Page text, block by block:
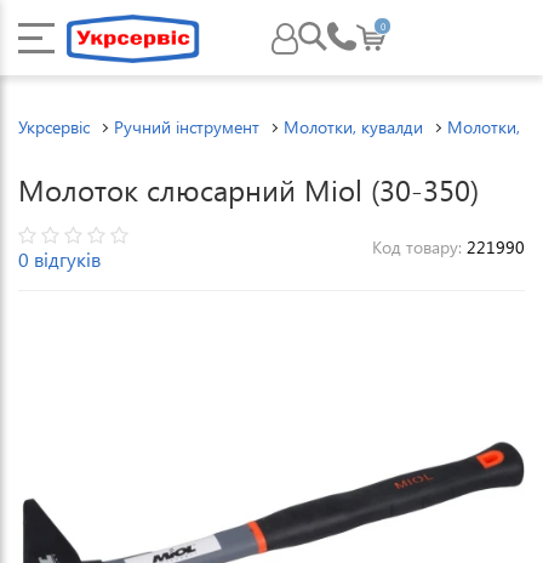
0
Укрсервіс Ручний інструмент Молотки, кувалди Молотки,
Молоток слюсарний Miol (30-350)
0 відгуків Код товару: 221990